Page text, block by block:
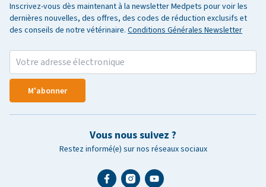
Inscrivez-vous dès maintenant à la newsletter Medpets pour voir les
dernières nouvelles, des offres, des codes de réduction exclusifs et
des conseils de notre vétérinaire. Conditions Générales Newsletter
M'abonner
Vous nous suivez ?
Restez informé(e) sur nos réseaux sociaux